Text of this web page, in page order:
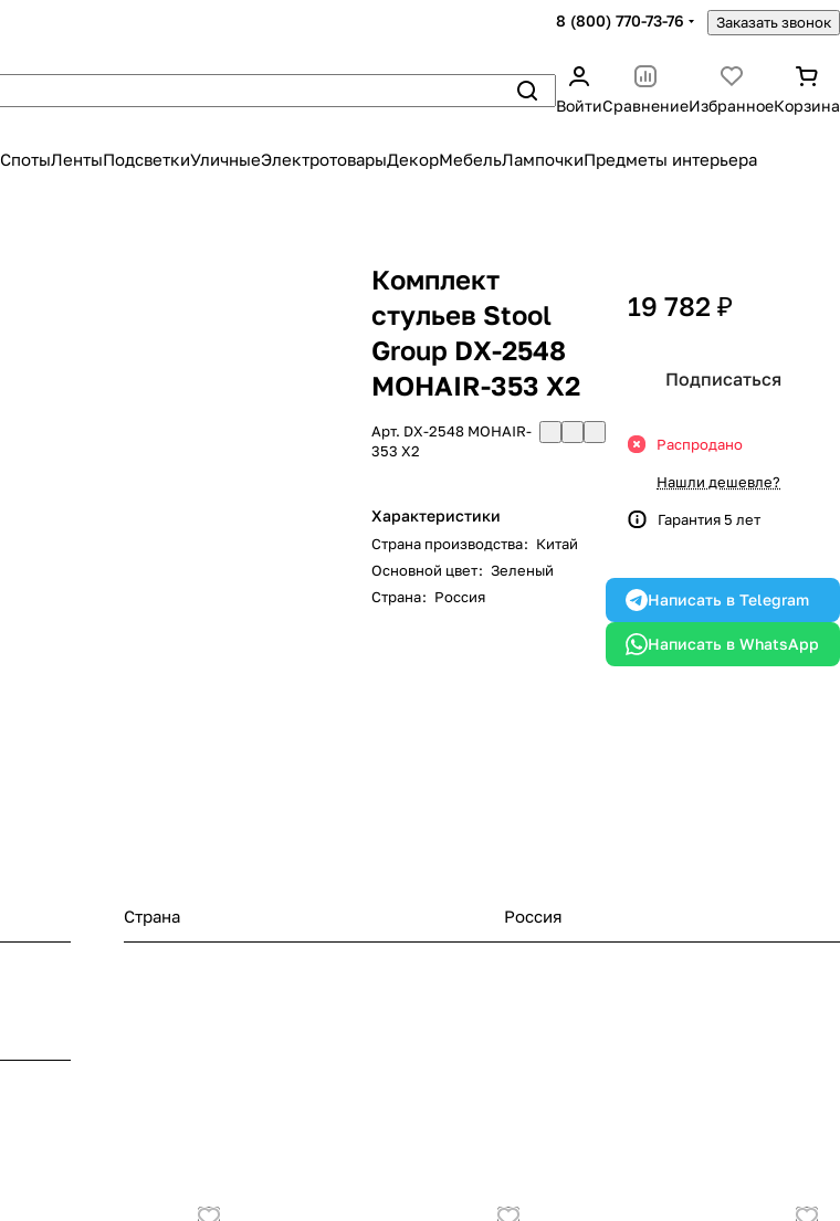
8 (800) 770-73-76 Заказать звонок
ВойтиСравнениеИзбранноеКорзина
СпотыЛентыПодсветкиУличныеЭлектротоварыДекорМебельЛампочкиПредметы интерьера
Комплект
стульев Stool
Group DX-2548
MOHAIR-353 X2
Арт. DX-2548 MOHAIR-
353 X2
Характеристики
Страна производства: Китай
Основной цвет: Зеленый
Страна: Россия
19 782 ₽
Подписаться
Распродано
Нашли дешевле?
Гарантия 5 лет
Написать в Telegram
Написать в WhatsApp
Страна Россия